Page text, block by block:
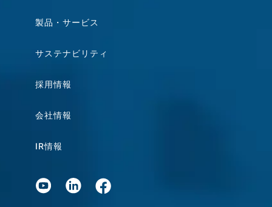
製品・サービス
サステナビリティ
採用情報
会社情報
IR情報